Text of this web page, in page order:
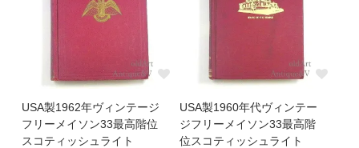
USA製1962年ヴィンテージ
フリーメイソン33最高階位
スコティッシュライト
USA製1960年代ヴィンテー
ジフリーメイソン33最高階
位スコティッシュライト